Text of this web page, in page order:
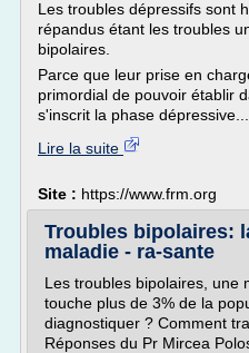
Les troubles dépressifs sont
répandus étant les troubles
bipolaires.
Parce que leur prise en
primordial de pouvoir établir
s'inscrit la phase dépressive...
Lire la suite
Site : https://www.frm.org
Troubles bipolaires:
maladie - ra-sante
Les troubles bipolaires, une
touche plus de 3% de la
diagnostiquer ? Comment
Réponses du Pr Mircea